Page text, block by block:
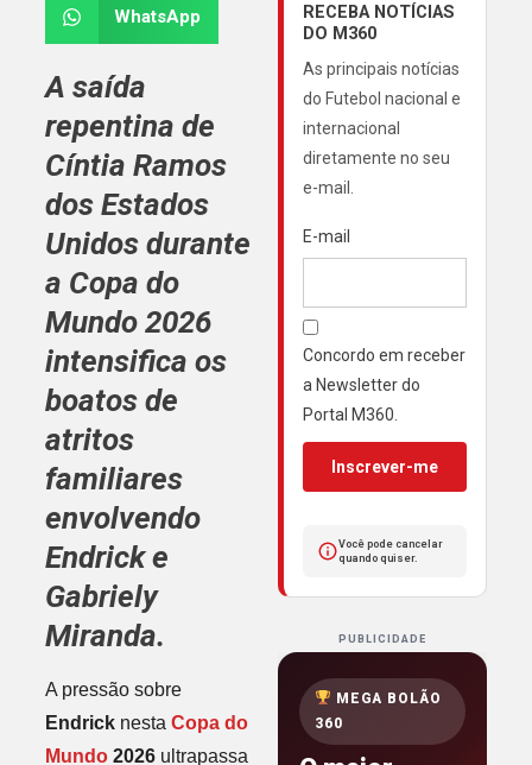
WhatsApp
A saída
repentina de
Cíntia Ramos
dos Estados
Unidosdurante
a Copa do
Mundo 2026
intensifica os
boatos de
atritos
familiares
envolvendo
Endricke
Gabriely
Miranda.
A pressão sobre
Endricknesta Copa do
Mundo2026ultrapassa
RECEBA NOTÍCIAS
DO M360
As principais notícias
do Futebol nacional e
internacional
diretamente no seu
e-mail.
E-mail
Concordo em receber
a Newsletter do
Portal M360.
Inscrever-me
Você pode cancelar
quando quiser.
PUBLICIDADE
MEGA BOLÃO
360